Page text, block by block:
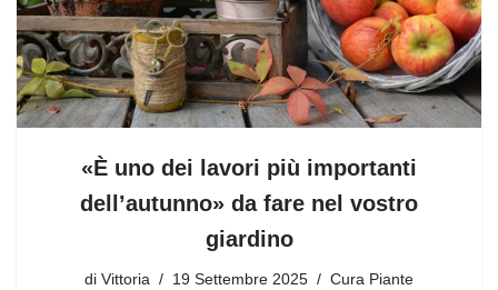
«È uno dei lavori più importanti
dell’autunno» da fare nel vostro
giardino
di Vittoria 19 Settembre 2025 Cura Piante